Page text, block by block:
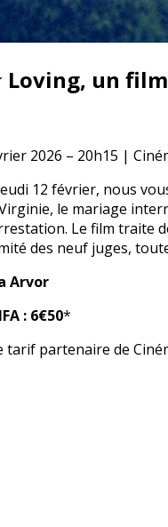
un film
2026 – 20h15 |
12 février, nous
Virginie, le mariage
Le film traite
des neuf juges,
Arvor
: 6€50*
partenaire de